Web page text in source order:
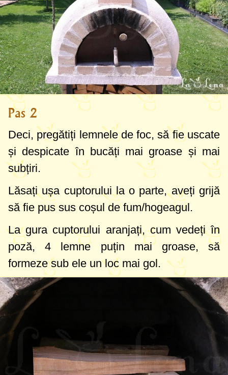
Pas 2
Deci, pregătiți lemnele de foc, să fie uscate
și despicate în bucăți mai groase și mai
subțiri.
Lăsați ușa cuptorului la o parte, aveți grijă
să fie pus sus coșul de fum/hogeagul.
La gura cuptorului aranjați, cum vedeți în
poză, 4 lemne puțin mai groase, să
formeze sub ele un loc mai gol.